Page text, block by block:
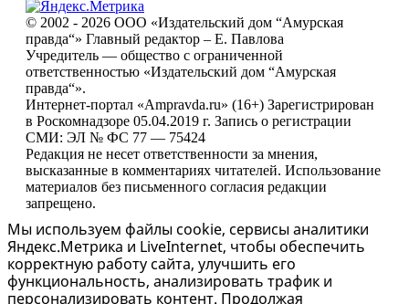
© 2002 - 2026 ООО «Издательский дом “Амурская
правда“» Главный редактор – Е. Павлова
Учредитель — общество с ограниченной
ответственностью «Издательский дом “Амурская
правда“».
Интернет-портал «Ampravda.ru» (16+) Зарегистрирован
в Роскомнадзоре 05.04.2019 г. Запись о регистрации
СМИ: ЭЛ № ФС 77 — 75424
Редакция не несет ответственности за мнения,
высказанные в комментариях читателей. Использование
материалов без письменного согласия редакции
запрещено.
Мы используем файлы cookie, сервисы аналитики
Яндекс.Метрика и LiveInternet, чтобы обеспечить
корректную работу сайта, улучшить его
функциональность, анализировать трафик и
персонализировать контент. Продолжая